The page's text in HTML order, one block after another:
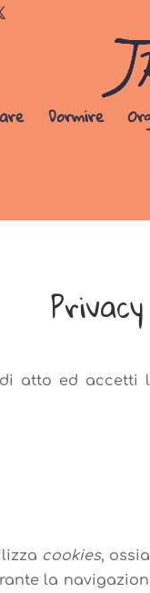
Dormire
atto ed
cookies,
la